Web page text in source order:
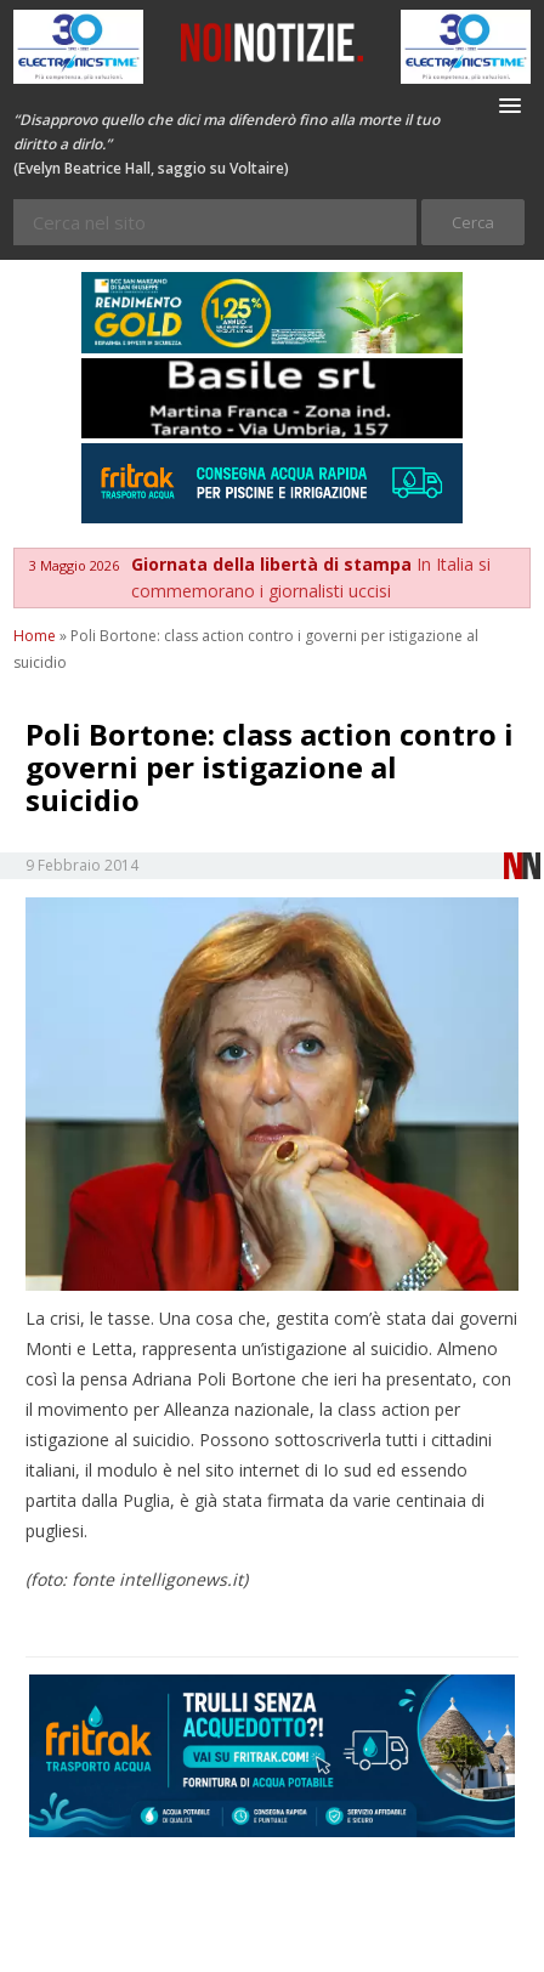
“Disapprovo quello che dici ma difenderò fino alla morte il tuo
diritto a dirlo.”
(Evelyn Beatrice Hall, saggio su Voltaire)
3 Maggio 2026 Giornata della libertà di stampa In Italia si
commemorano i giornalisti uccisi
Home » Poli Bortone: class action contro i governi per istigazione al
suicidio
Poli Bortone: class action contro i
governi per istigazione al
suicidio
9 Febbraio 2014
La crisi, le tasse. Una cosa che, gestita com’è stata dai governi
Monti e Letta, rappresenta un’istigazione al suicidio. Almeno
così la pensa Adriana Poli Bortone che ieri ha presentato, con
il movimento per Alleanza nazionale, la class action per
istigazione al suicidio. Possono sottoscriverla tutti i cittadini
italiani, il modulo è nel sito internet di Io sud ed essendo
partita dalla Puglia, è già stata firmata da varie centinaia di
pugliesi.
(foto: fonte intelligonews.it)